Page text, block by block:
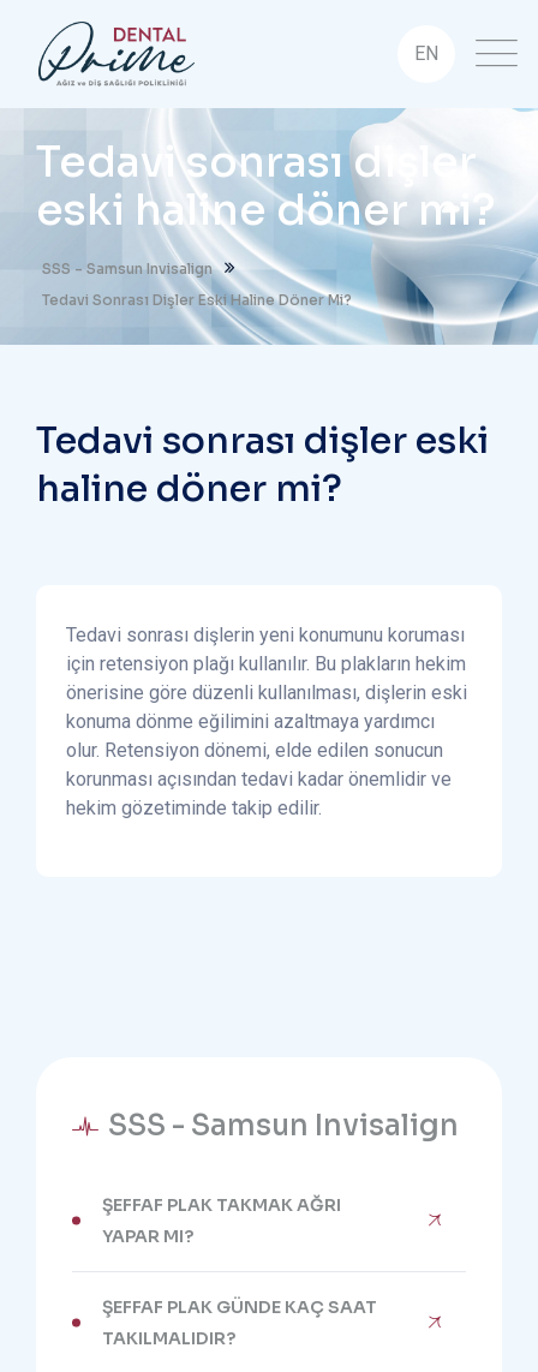
EN
Tedavi sonrası dişler
eski haline döner mi?
SSS - Samsun Invisalign
Tedavi Sonrası Dişler Eski Haline Döner Mi?
Tedavi sonrası dişler eski
haline döner mi?
Tedavi sonrası dişlerin yeni konumunu koruması
için retensiyon plağı kullanılır. Bu plakların hekim
önerisine göre düzenli kullanılması, dişlerin eski
konuma dönme eğilimini azaltmaya yardımcı
olur. Retensiyon dönemi, elde edilen sonucun
korunması açısından tedavi kadar önemlidir ve
hekim gözetiminde takip edilir.
SSS - Samsun Invisalign
ŞEFFAF PLAK TAKMAK AĞRI
YAPAR MI?
ŞEFFAF PLAK GÜNDE KAÇ SAAT
TAKILMALIDIR?